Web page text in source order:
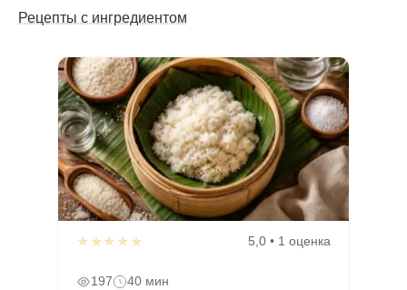
Рецепты с ингредиентом
★★★★★ 5,0 • 1 оценка
197 40 мин